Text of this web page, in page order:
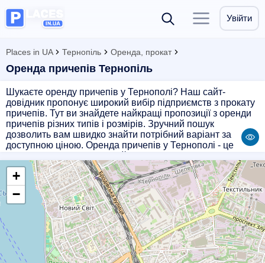
Увійти
Places in UA Тернопіль Оренда, прокат
Оренда причепів Тернопіль
Шукаєте оренду причепів у Тернополі? Наш сайт-
довідник пропонує широкий вибір підприємств з прокату
причепів. Тут ви знайдете найкращі пропозиції з оренди
причепів різних типів і розмірів. Зручний пошук
дозволить вам швидко знайти потрібний варіант за
доступною ціною. Оренда причепів у Тернополі - це
+
−